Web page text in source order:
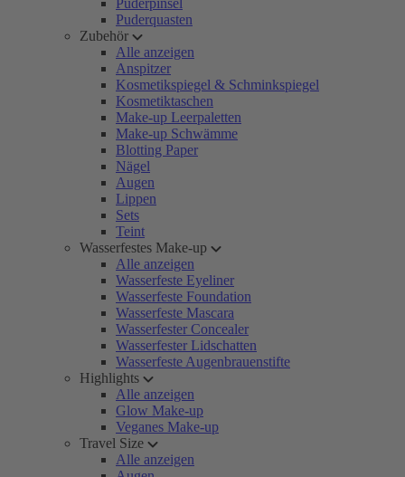
Puderpinsel
Puderquasten
Zubehör
Alle anzeigen
Anspitzer
Kosmetikspiegel & Schminkspiegel
Kosmetiktaschen
Make-up Leerpaletten
Make-up Schwämme
Blotting Paper
Nägel
Augen
Lippen
Sets
Teint
Wasserfestes Make-up
Alle anzeigen
Wasserfeste Eyeliner
Wasserfeste Foundation
Wasserfeste Mascara
Wasserfester Concealer
Wasserfester Lidschatten
Wasserfeste Augenbrauenstifte
Highlights
Alle anzeigen
Glow Make-up
Veganes Make-up
Travel Size
Alle anzeigen